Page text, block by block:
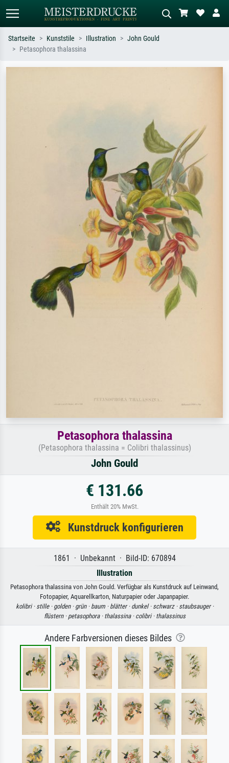
Startseite Kunststile Illustration
John Gould
Petasophora thalassina
Petasophora thalassina
(Petasophora thalassina = Colibri thalassinus)
John Gould
€ 131.66
Enthält 20% MwSt.
Kunstdruck konfigurieren
1861 · Unbekannt · Bild-ID: 670894
Illustration
Petasophora thalassina von John Gould. Verfügbar als Kunstdruck auf Leinwand,
Fotopapier, Aquarellkarton, Naturpapier oder Japanpapier.
kolibri · stille · golden · grün · baum · blätter · dunkel · schwarz · staubsauger ·
flüstern · petasophora · thalassina · colibri · thalassinus
Andere Farbversionen dieses Bildes